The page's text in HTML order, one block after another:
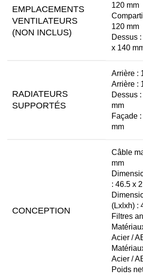
EMPLACEMENTS
VENTILATEURS
(NON INCLUS)
120 mm
120 mm
Dessus
x 140
RADIATEURS
SUPPORTÉS
Arrière :
Arrière :
Dessus
mm
Façade
mm
CONCEPTION
Câble
mm
: 46.5 x
(Lxlxh) :
Filtres
Acier /
Acier /
Poids